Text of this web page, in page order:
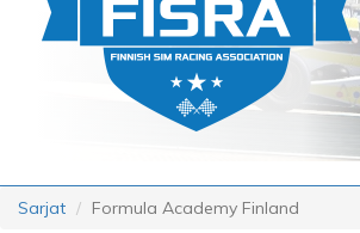
Sarjat Formula Academy Finland